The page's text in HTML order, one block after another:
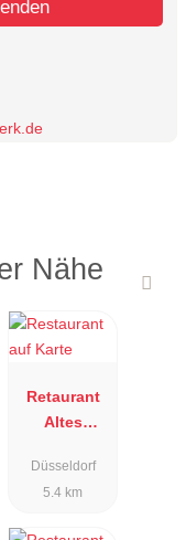
Nähe
Retaurant
Altes
Düsseldorf
5.4 km